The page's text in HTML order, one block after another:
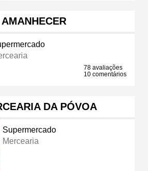
AMANHECER
78 avaliações
10 comentários
DA PÓVOA
Supermercado
Mercearia